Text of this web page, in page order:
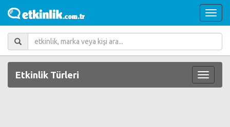
Etkinlik Türleri